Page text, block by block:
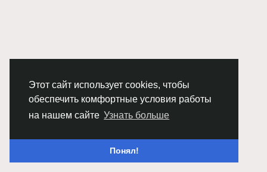
Этот сайт использует cookies, чтобы
обеспечить комфортные условия работы
на нашем сайте Узнать больше
Понял!